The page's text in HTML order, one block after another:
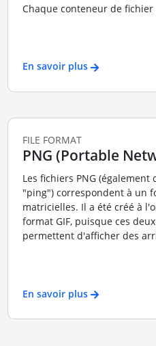
Chaque conteneur de fichier
En savoir plus
FILE FORMAT
PNG (Portable
Les fichiers PNG
"ping") correspondent à un
matricielles. Il a été créé à
format GIF, puisque ces
permettent d'afficher des
En savoir plus